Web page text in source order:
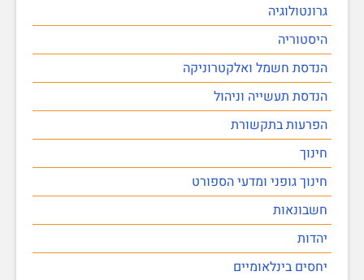
גרונטולוגיה
היסטוריה
הנדסת חשמל ואלקטרוניקה
הנדסת תעשייה וניהול
הפרעות בתקשורת
חינוך
חינוך גופני ומדעי הספורט
חשבונאות
יהדות
יחסים בינלאומיים